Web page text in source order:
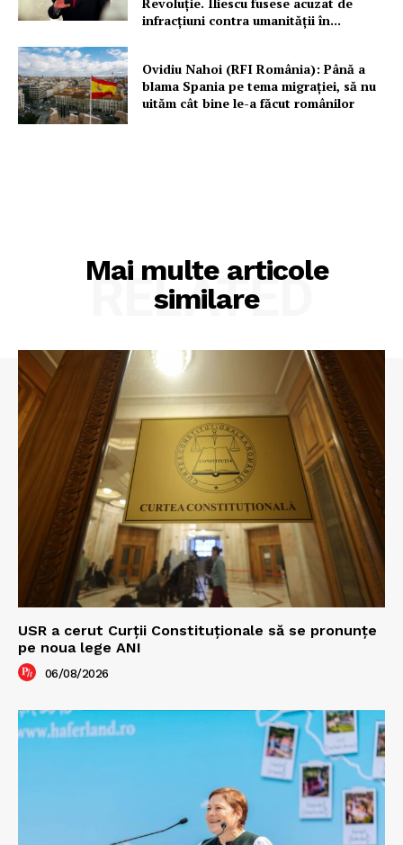
Revoluție. Iliescu fusese acuzat de
infracțiuni contra umanității în...
Ovidiu Nahoi (RFI România): Până a
blama Spania pe tema migrației, să nu
uităm cât bine le-a făcut românilor
Mai multe articole
similare
RELATED
USR a cerut Curții Constituționale să se pronunțe
pe noua lege ANI
06/08/2026